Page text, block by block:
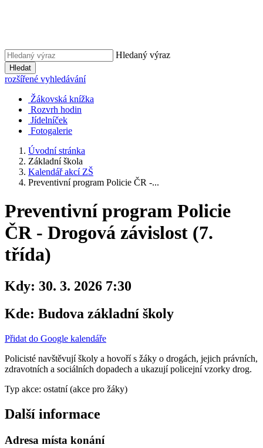
Hledaný výraz
Hledat
rozšířené vyhledávání
Žákovská knížka
Rozvrh hodin
Jídelníček
Fotogalerie
Úvodní stránka
Základní škola
Kalendář akcí ZŠ
Preventivní program Policie ČR -...
Preventivní program Policie
ČR - Drogová závislost (7.
třída)
Kdy: 30. 3. 2026 7:30
Kde: Budova základní školy
Přidat do Google kalendáře
Policisté navštěvují školy a hovoří s žáky o drogách, jejich právních,
zdravotních a sociálních dopadech a ukazují policejní vzorky drog.
Typ akce: ostatní (akce pro žáky)
Další informace
Adresa místa konání